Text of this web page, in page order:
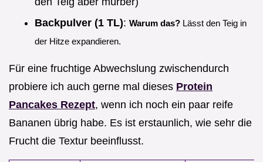
Backpulver (1 TL): Warum das? Lässt den Teig in
der Hitze expandieren.
Für eine fruchtige Abwechslung zwischendurch
probiere ich auch gerne mal dieses Protein
Pancakes Rezept, wenn ich noch ein paar reife
Bananen übrig habe. Es ist erstaunlich, wie sehr die
Frucht die Textur beeinflusst.